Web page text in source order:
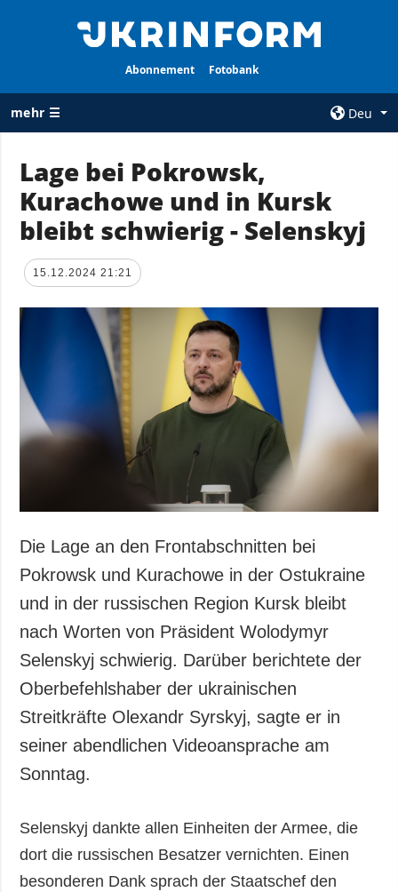
Abonnement Fotobank
mehr ☰
Deu
ALLE
RUBRIKEN
Krieg
Wiederaufbau
Wirtschaft
Gesellschaft und
Kultur
Notstand und
AGENTUR
Über uns
Politik zur
Vertraulichkeit
und zum Schutz
personenbezogener
Daten
ZUSÄTZLICH
Veröffentlichungen
Interview
Fotos
Video
LEISTUNGEN
Abonnement
Fotobank
Lage bei Pokrowsk,
Kurachowe und in Kursk
bleibt schwierig - Selenskyj
15.12.2024 21:21
Die Lage an den Frontabschnitten bei
Pokrowsk und Kurachowe in der Ostukraine
und in der russischen Region Kursk bleibt
nach Worten von Präsident Wolodymyr
Selenskyj schwierig. Darüber berichtete der
Oberbefehlshaber der ukrainischen
Streitkräfte Olexandr Syrskyj, sagte er in
seiner abendlichen Videoansprache am
Sonntag.
Selenskyj dankte allen Einheiten der Armee, die
dort die russischen Besatzer vernichten. Einen
besonderen Dank sprach der Staatschef den